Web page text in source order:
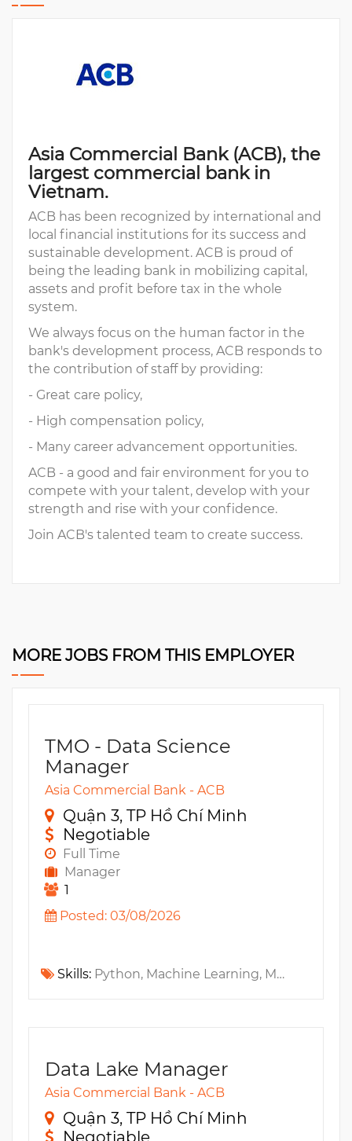
Asia Commercial Bank (ACB), the
largest commercial bank in
Vietnam.
ACB has been recognized by international and
local financial institutions for its success and
sustainable development. ACB is proud of
being the leading bank in mobilizing capital,
assets and profit before tax in the whole
system.
We always focus on the human factor in the
bank's development process, ACB responds to
the contribution of staff by providing:
- Great care policy,
- High compensation policy,
- Many career advancement opportunities.
ACB - a good and fair environment for you to
compete with your talent, develop with your
strength and rise with your confidence.
Join ACB's talented team to create success.
MORE JOBS FROM THIS EMPLOYER
TMO - Data Science
Manager
Asia Commercial Bank - ACB
Quận 3, TP Hồ Chí Minh
Negotiable
Full Time
Manager
1
Posted: 03/08/2026
Skills: Python, Machine Learning, MS SQL, Hadoop, Apache Spark, MS Azure, Big Data, Tableau, AWS, Tensorflow, MS Power BI, GCP, scikit-learn, R, Data Visualization, XGBoost, Statistics
Data Lake Manager
Asia Commercial Bank - ACB
Quận 3, TP Hồ Chí Minh
Negotiable